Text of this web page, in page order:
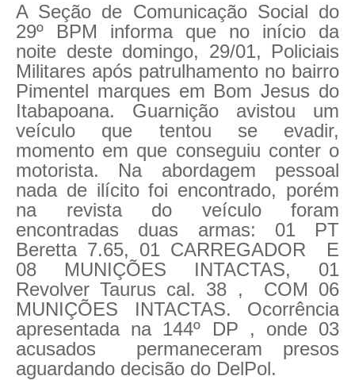
A Seção de Comunicação Social do
29º BPM informa que no início da
noite deste domingo, 29/01, Policiais
Militares após patrulhamento no bairro
Pimentel marques em Bom Jesus do
Itabapoana. Guarnição avistou um
veículo que tentou se evadir,
momento em que conseguiu conter o
motorista. Na abordagem pessoal
nada de ilícito foi encontrado, porém
na revista do veículo foram
encontradas duas armas: 01 PT
Beretta 7.65, 01 CARREGADOR E
08 MUNIÇÕES INTACTAS, 01
Revolver Taurus cal. 38 , COM 06
MUNIÇÕES INTACTAS. Ocorrência
apresentada na 144º DP , onde 03
acusados permaneceram presos
aguardando decisão do DelPol.